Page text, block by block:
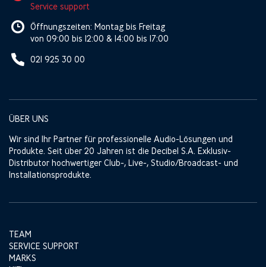
Service support
Öffnungszeiten: Montag bis Freitag
von 09:00 bis 12:00 & 14:00 bis 17:00
021 925 30 00
ÜBER UNS
Wir sind Ihr Partner für professionelle Audio-Lösungen und
Produkte. Seit über 20 Jahren ist die Decibel S.A. Exklusiv-
Distributor hochwertiger Club-, Live-, Studio/Broadcast- und
Installationsprodukte.
TEAM
SERVICE SUPPORT
MARKS